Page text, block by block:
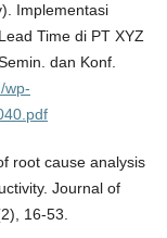
Implementasi
Time di PT XYZ
dan Konf.
wp-
root cause analysis
Journal of
16-53.